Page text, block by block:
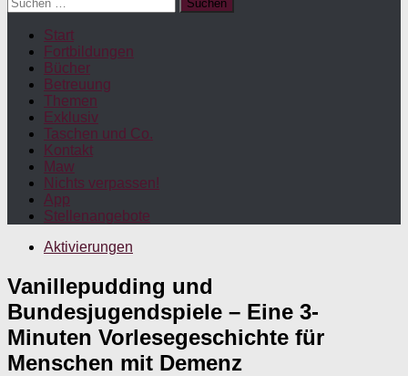
nach:
Start
Fortbildungen
Bücher
Betreuung
Themen
Exklusiv
Taschen und Co.
Kontakt
Maw
Nichts verpassen!
App
Stellenangebote
Aktivierungen
Vanillepudding und
Bundesjugendspiele – Eine 3-
Minuten Vorlesegeschichte für
Menschen mit Demenz